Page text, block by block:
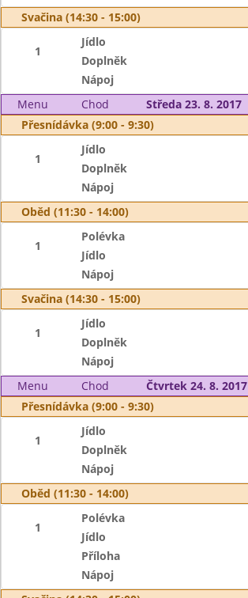
Svačina (14:30 - 15:00)
1
Jídlo
Doplněk
Nápoj
Menu
Chod
Středa 23. 8. 2017
Přesnídávka (9:00 - 9:30)
1
Jídlo
Doplněk
Nápoj
Oběd (11:30 - 14:00)
1
Polévka
Jídlo
Nápoj
Svačina (14:30 - 15:00)
1
Jídlo
Doplněk
Nápoj
Menu
Chod
Čtvrtek 24. 8. 2017
Přesnídávka (9:00 - 9:30)
1
Jídlo
Doplněk
Nápoj
Oběd (11:30 - 14:00)
1
Polévka
Jídlo
Příloha
Nápoj